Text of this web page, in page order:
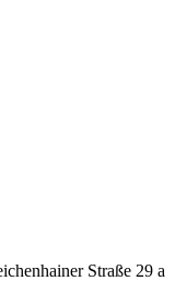
Straße 29 a